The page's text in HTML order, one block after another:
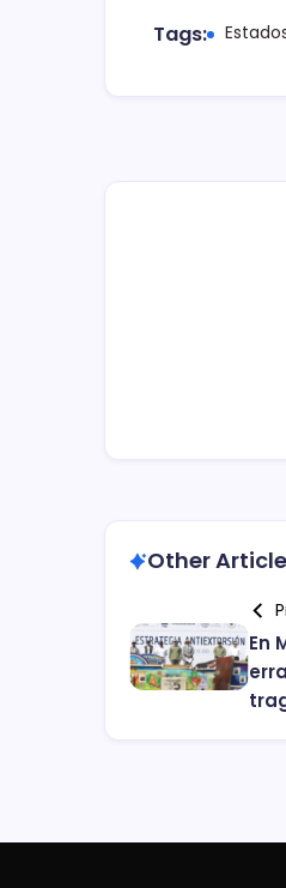
c itt
Tags:
Other
En